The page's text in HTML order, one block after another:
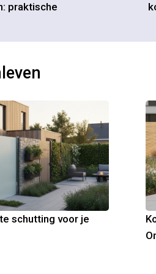
praktische
schutting voor je